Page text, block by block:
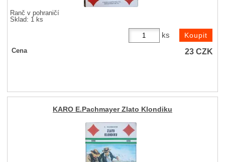
Ranč v pohraničí
Sklad: 1 ks
ks
Cena 23CZK
KARO E.Pachmayer Zlato Klondiku